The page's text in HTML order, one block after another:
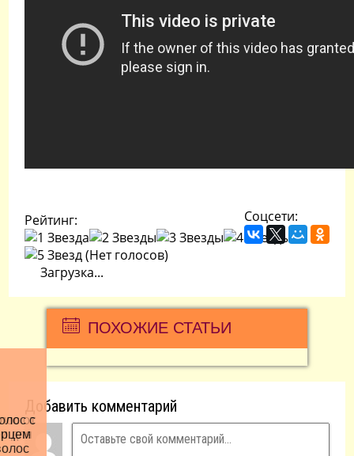
Рейтинг:
(Нет голосов)
Загрузка...
Соцсети:
ПОХОЖИЕ СТАТЬИ
от
для
с
Добавить комментарий